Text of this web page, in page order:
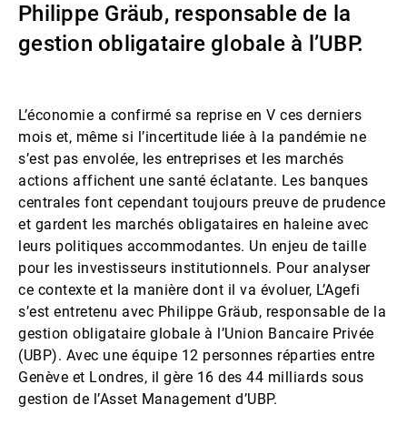
Actualités
Philippe Gräub, responsable de la
gestion obligataire globale à l’UBP.
L’économie a confirmé sa reprise en V ces derniers
mois et, même si l’incertitude liée à la pandémie ne
s’est pas envolée, les entreprises et les marchés
actions affichent une santé éclatante. Les banques
centrales font cependant toujours preuve de prudence
et gardent les marchés obligataires en haleine avec
leurs politiques accommodantes. Un enjeu de taille
pour les investisseurs institutionnels. Pour analyser
ce contexte et la manière dont il va évoluer, L’Agefi
s’est entretenu avec Philippe Gräub, responsable de la
gestion obligataire globale à l’Union Bancaire Privée
(UBP). Avec une équipe 12 personnes réparties entre
Genève et Londres, il gère 16 des 44 milliards sous
gestion de l’Asset Management d’UBP.